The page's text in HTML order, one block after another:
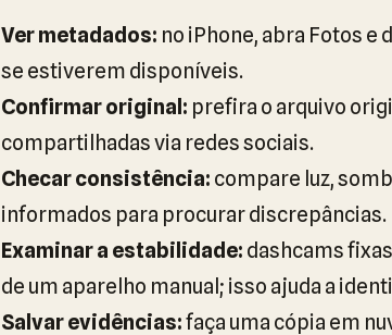
Ver metadados: no iPhone, abra Fotos e
se estiverem disponíveis.
Confirmar original: prefira o arquivo
compartilhadas via redes sociais.
Checar consistência: compare luz,
informados para procurar discrepâncias.
Examinar a estabilidade: dashcams
de um aparelho manual; isso ajuda a
Salvar evidências:faça uma cópia em